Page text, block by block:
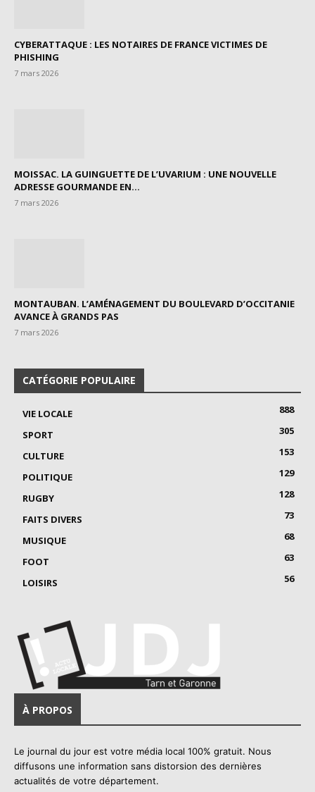
CYBERATTAQUE : LES NOTAIRES DE FRANCE VICTIMES DE
PHISHING
7 mars 2026
MOISSAC. LA GUINGUETTE DE L’UVARIUM : UNE NOUVELLE
ADRESSE GOURMANDE EN...
7 mars 2026
MONTAUBAN. L’AMÉNAGEMENT DU BOULEVARD D’OCCITANIE
AVANCE À GRANDS PAS
7 mars 2026
CATÉGORIE POPULAIRE
VIE LOCALE
888
SPORT
305
CULTURE
153
POLITIQUE
129
RUGBY
128
FAITS DIVERS
73
MUSIQUE
68
FOOT
63
LOISIRS
56
À PROPOS
Le journal du jour est votre média local 100% gratuit. Nous
diffusons une information sans distorsion des dernières
actualités de votre département.